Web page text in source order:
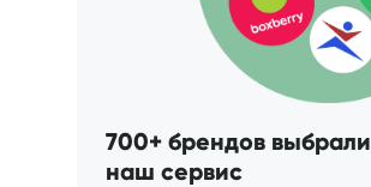
700+ брендов выбрали
наш сервис